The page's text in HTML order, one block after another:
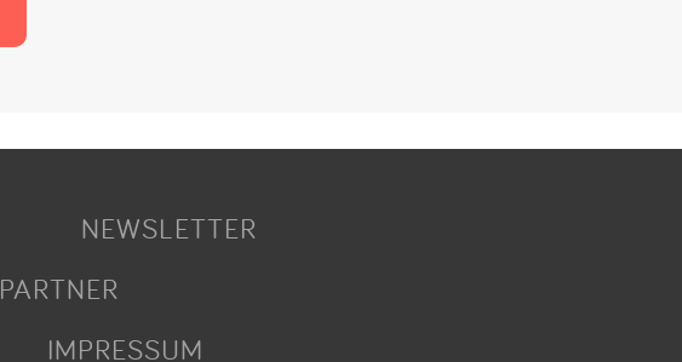
NEWSLETTER
PARTNER
IMPRESSUM